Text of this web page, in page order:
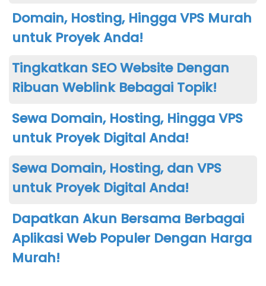
Domain, Hosting, Hingga VPS Murah
untuk Proyek Anda!
Tingkatkan SEO Website Dengan
Ribuan Weblink Bebagai Topik!
Sewa Domain, Hosting, Hingga VPS
untuk Proyek Digital Anda!
Sewa Domain, Hosting, dan VPS
untuk Proyek Digital Anda!
Dapatkan Akun Bersama Berbagai
Aplikasi Web Populer Dengan Harga
Murah!